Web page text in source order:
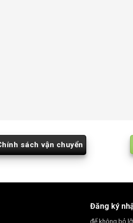
sách vận chuyển
Đăng ký
để không bỏ